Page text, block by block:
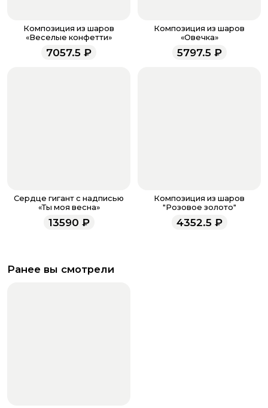
звоните по номеру телефона
напишите WhatsApp
+7 937 333-66-53. Наши
менеджеры работают ежедневно с 9.00 до 23.00 и
всегда рады проконсультировать вас.
Композиция из шаров
«Веселые конфетти»
7057.5 ₽
Композиция из шаров
«Овечка»
5797.5₽
Сердце гигант с надписью
«Ты моя весна»
13590 ₽
Композиция из шаров
"Розовое золото"
4352.5₽
Ранее вы смотрели